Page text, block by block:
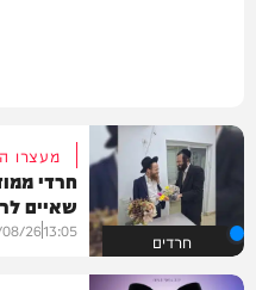
חרדים
מעצרו
חרדי
שאיים
13:05
26